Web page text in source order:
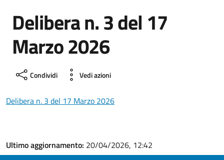
Delibera n. 3 del 17
Marzo 2026
Condividi Vedi azioni
Delibera n. 3 del 17 Marzo 2026
Ultimo aggiornamento: 20/04/2026, 12:42